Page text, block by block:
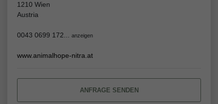
1210 Wien
Austria
0043 0699 172... anzeigen
www.animalhope-nitra.at
ANFRAGE SENDEN